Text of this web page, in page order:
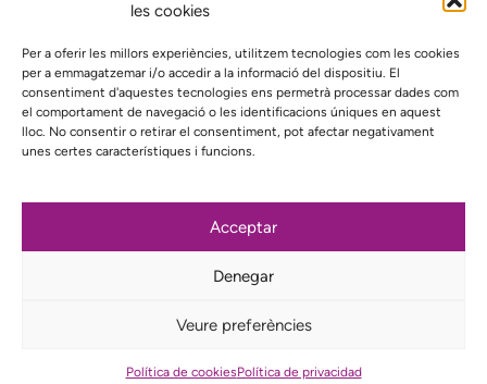
les cookies
Per a oferir les millors experiències, utilitzem tecnologies com les cookies
per a emmagatzemar i/o accedir a la informació del dispositiu. El
consentiment d'aquestes tecnologies ens permetrà processar dades com
el comportament de navegació o les identificacions úniques en aquest
lloc. No consentir o retirar el consentiment, pot afectar negativament
unes certes característiques i funcions.
Acceptar
Denegar
Veure preferències
Política de cookiesPolítica de privacidad
Subscriu-te al nostre butlletí
Mastodon
YouTube
Telegram
Política de privacidad
Proyecto web financiado por: